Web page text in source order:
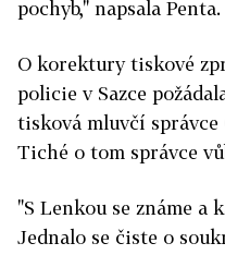
pochyb," napsala Penta.
O korektury tiskové
policie v Sazce
tisková mluvčí správce
Tiché o tom správce
"S Lenkou se známe a
Jednalo se čiste o